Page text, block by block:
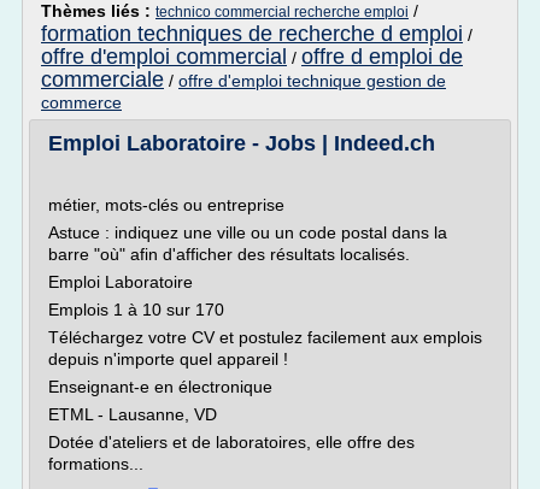
Thèmes liés : technico commercial recherche emploi /
formation techniques de recherche d emploi /
offre d'emploi commercial / offre d emploi de
commerciale / offre d'emploi technique gestion de
commerce
Emploi Laboratoire - Jobs | Indeed.ch
métier, mots-clés ou entreprise
Astuce : indiquez une ville ou un code postal dans la
barre "où" afin d'afficher des résultats localisés.
Emploi Laboratoire
Emplois 1 à 10 sur 170
Téléchargez votre CV et postulez facilement aux emplois
depuis n'importe quel appareil !
Enseignant-e en électronique
ETML - Lausanne, VD
Dotée d'ateliers et de laboratoires, elle offre des
formations...